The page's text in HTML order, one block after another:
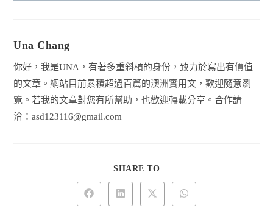
Una Chang
你好，我是UNA，有著多重斜槓的身份，致力於寫出有價值
的文章。網站目前累積超過百篇的澳洲實用文，歡迎隨意瀏
覽。若我的文章對您有所幫助，也歡迎轉載分享。合作請
洽：asd123116@gmail.com
SHARE TOSHARE
THIS
CONTENT
Opens
in
Opens
in
Opens
in
Opens
in